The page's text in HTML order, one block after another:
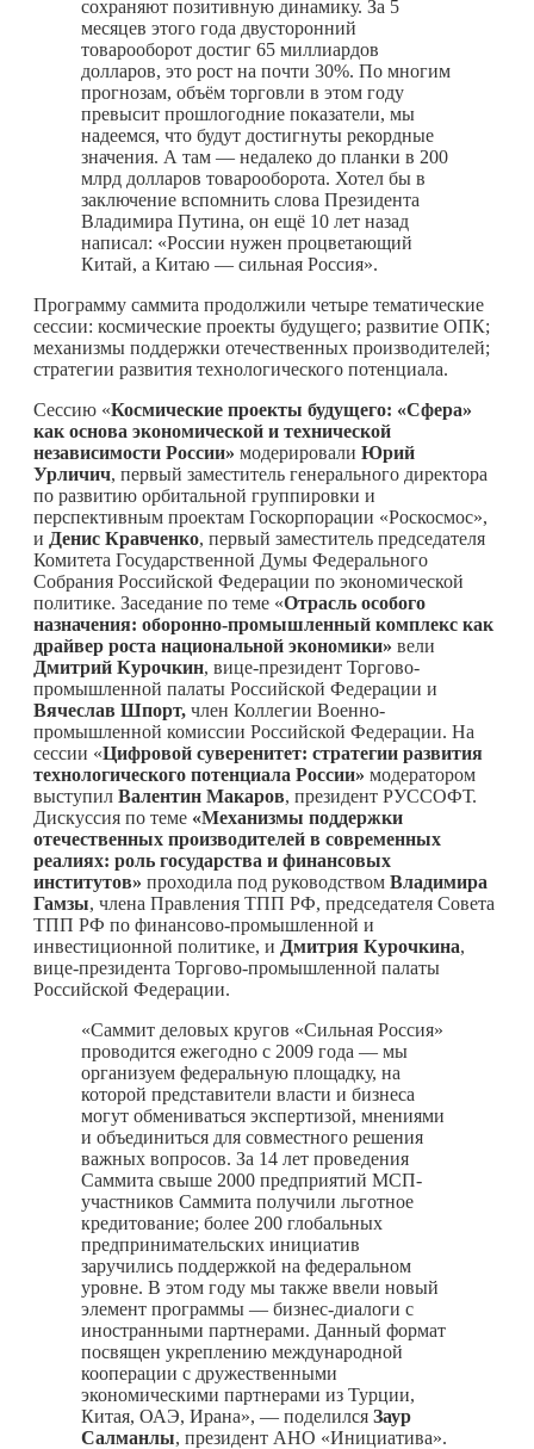
сохраняют позитивную динамику. За 5
месяцев этого года двусторонний
товарооборот достиг 65 миллиардов
долларов, это рост на почти 30%. По многим
прогнозам, объём торговли в этом году
превысит прошлогодние показатели, мы
надеемся, что будут достигнуты рекордные
значения. А там — недалеко до планки в 200
млрд долларов товарооборота. Хотел бы в
заключение вспомнить слова Президента
Владимира Путина, он ещё 10 лет назад
написал: «России нужен процветающий
Китай, а Китаю — сильная Россия».
Программу саммита продолжили четыре тематические
сессии: космические проекты будущего; развитие ОПК;
механизмы поддержки отечественных производителей;
стратегии развития технологического потенциала.
Сессию «Космические проекты будущего: «Сфера»
как основа экономической и технической
независимости России» модерировали Юрий
Урличич, первый заместитель генерального директора
по развитию орбитальной группировки и
перспективным проектам Госкорпорации «Роскосмос»,
и Денис Кравченко, первый заместитель председателя
Комитета Государственной Думы Федерального
Собрания Российской Федерации по экономической
политике. Заседание по теме «Отрасль особого
назначения: оборонно-промышленный комплекс как
драйвер роста национальной экономики» вели
Дмитрий Курочкин, вице-президент Торгово-
промышленной палаты Российской Федерации и
Вячеслав Шпорт, член Коллегии Военно-
промышленной комиссии Российской Федерации. На
сессии «Цифровой суверенитет: стратегии развития
технологического потенциала России» модератором
выступил Валентин Макаров, президент РУССОФТ.
Дискуссия по теме «Механизмы поддержки
отечественных производителей в современных
реалиях: роль государства и финансовых
институтов» проходила под руководством Владимира
Гамзы, члена Правления ТПП РФ, председателя Совета
ТПП РФ по финансово-промышленной и
инвестиционной политике, и Дмитрия Курочкина,
вице-президента Торгово-промышленной палаты
Российской Федерации.
«Саммит деловых кругов «Сильная Россия»
проводится ежегодно с 2009 года — мы
организуем федеральную площадку, на
которой представители власти и бизнеса
могут обмениваться экспертизой, мнениями
и объединиться для совместного решения
важных вопросов. За 14 лет проведения
Саммита свыше 2000 предприятий МСП-
участников Саммита получили льготное
кредитование; более 200 глобальных
предпринимательских инициатив
заручились поддержкой на федеральном
уровне. В этом году мы также ввели новый
элемент программы — бизнес-диалоги с
иностранными партнерами. Данный формат
посвящен укреплению международной
кооперации с дружественными
экономическими партнерами из Турции,
Китая, ОАЭ, Ирана», — поделился Заур
Салманлы, президент АНО «Инициатива».